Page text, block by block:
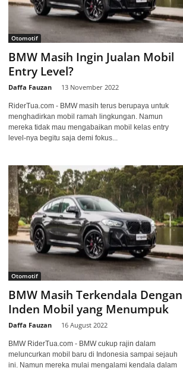
Otomotif
BMW Masih Ingin Jualan Mobil
Entry Level?
Daffa Fauzan 13 November 2022
RiderTua.com - BMW masih terus berupaya untuk
menghadirkan mobil ramah lingkungan. Namun
mereka tidak mau mengabaikan mobil kelas entry
level-nya begitu saja demi fokus...
Otomotif
BMW Masih Terkendala Dengan
Inden Mobil yang Menumpuk
Daffa Fauzan 16 August 2022
BMW RiderTua.com - BMW cukup rajin dalam
meluncurkan mobil baru di Indonesia sampai sejauh
ini. Namun mereka mulai mengalami kendala dalam